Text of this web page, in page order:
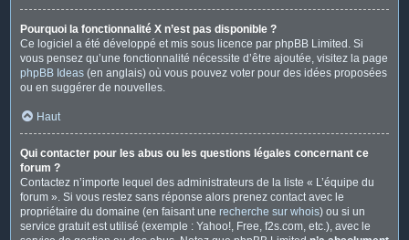
Pourquoi la fonctionnalité X n’est pas disponible ?
Ce logiciel a été développé et mis sous licence par phpBB Limited. Si
vous pensez qu’une fonctionnalité nécessite d’être ajoutée, visitez la page
phpBB Ideas (en anglais) où vous pouvez voter pour des idées proposées
ou en suggérer de nouvelles.
Haut
Qui contacter pour les abus ou les questions légales concernant ce
forum ?
Contactez n’importe lequel des administrateurs de la liste « L’équipe du
forum ». Si vous restez sans réponse alors prenez contact avec le
propriétaire du domaine (en faisant une recherche sur whois) ou si un
service gratuit est utilisé (exemple : Yahoo!, Free, f2s.com, etc.), avec le